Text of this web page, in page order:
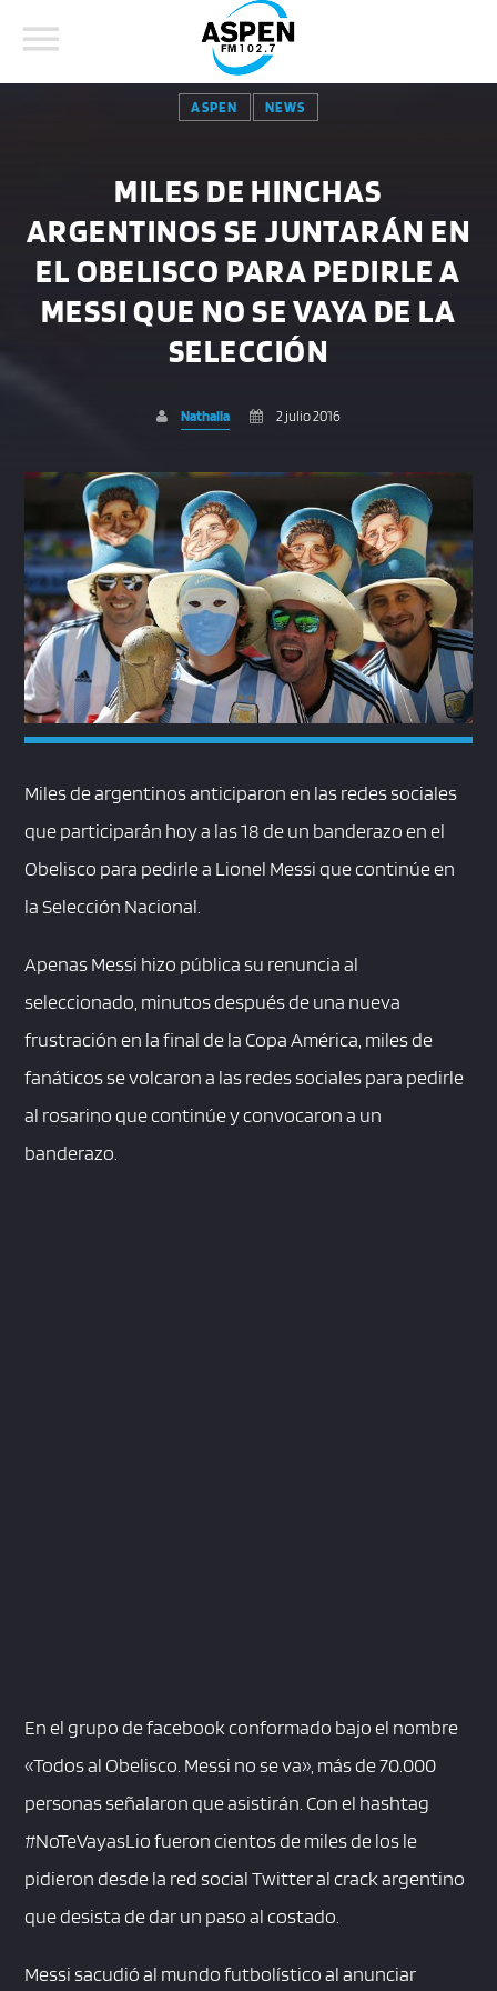
BUSCAR EN EL SITIO:
COMPARTE ESTA PÁGINA EN:
Facebook
Whatsapp
ASPEN NEWS
MILES DE HINCHAS
ARGENTINOS SE JUNTARÁN EN
EL OBELISCO PARA PEDIRLE A
MESSI QUE NO SE VAYA DE LA
SELECCIÓN
Nathalia 2 julio 2016
Miles de argentinos anticiparon en las redes sociales
que participarán hoy a las 18 de un banderazo en el
Obelisco para pedirle a Lionel Messi que continúe en
la Selección Nacional.
Apenas Messi hizo pública su renuncia al
seleccionado, minutos después de una nueva
frustración en la final de la Copa América, miles de
fanáticos se volcaron a las redes sociales para pedirle
al rosarino que continúe y convocaron a un
banderazo.
En el grupo de facebook conformado bajo el nombre
«Todos al Obelisco. Messi no se va», más de 70.000
personas señalaron que asistirán. Con el hashtag
#NoTeVayasLio fueron cientos de miles de los le
pidieron desde la red social Twitter al crack argentino
que desista de dar un paso al costado.
Messi sacudió al mundo futbolístico al anunciar